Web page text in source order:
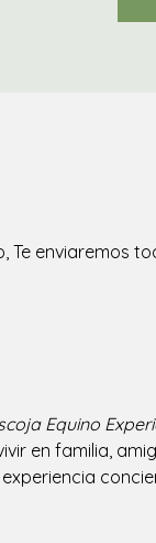
Te enviaremos
Equino
en familia,